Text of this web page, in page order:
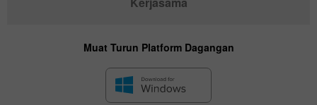
Muat Turun Platform Dagangan